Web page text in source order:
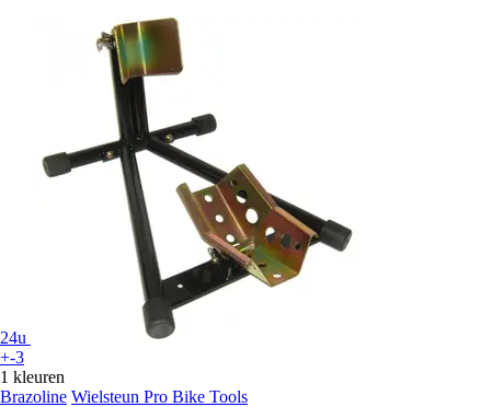
24u
+-3
1 kleuren
Brazoline Wielsteun Pro Bike Tools